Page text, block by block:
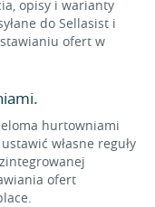
opisy i warianty
do Sellasist i
ofert w
hurtowniami
własne reguły
ofert